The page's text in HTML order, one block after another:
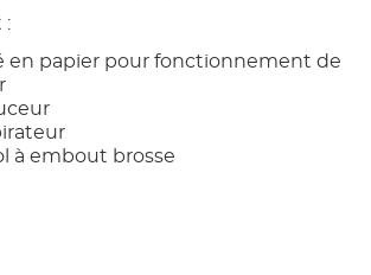
:
en papier pour fonctionnement de
à embout brosse